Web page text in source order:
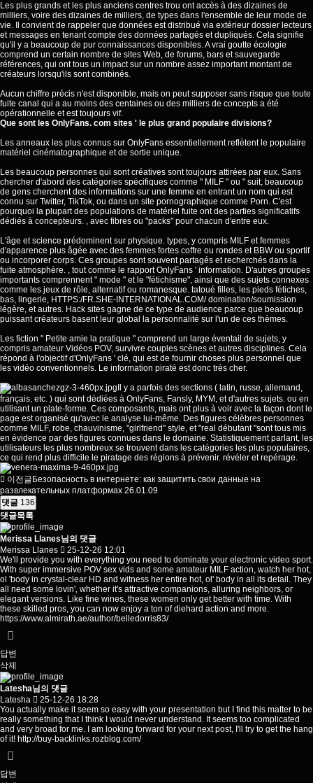
Les plus grands et les plus anciens centres trou ont accès à des dizaines de
milliers, voire des dizaines de milliers, de types dans l'ensemble de leur mode de
vie. Il convient de rappeler que données est distribué via extérieur dossier lecteurs
et messages en tenant compte des données partagés et dupliqués. Cela signifie
qu'il y a beaucoup de pur connaissances disponibles. A vrai goutte écologie
comprend un certain nombre de sites Web, de forums, bars et sauvegarde
références, qui ont tous un impact sur un nombre assez important montant de
créateurs lorsqu'ils sont combinés.
Aucun chiffre précis n'est disponible, mais on peut supposer sans risque que toute
fuite canal qui a au moins des centaines ou des milliers de concepts a été
opérationnelle et est toujours vif.
Que sont les OnlyFans. com sites ' le plus grand populaire divisions?
Les anneaux les plus connus sur OnlyFans essentiellement reflètent le populaire
matériel cinématographique et de sortie unique.
Les beaucoup personnes qui sont créatives sont toujours attirées par eux. Sans
chercher d'abord des catégories spécifiques comme " MILF " ou " suit, beaucoup
de gens cherchent des informations sur une femme en entrant un nom qui est
connu sur Twitter, TikTok, ou dans un site pornographique comme Porn. C'est
pourquoi la plupart des populations de matériel fuite ont des parties significatifs
dédiés à concepteurs. , avec fibres ou "packs" pour chacun d'entre eux.
L'âge et science prédominent sur physique. types, y compris MILF et femmes
d'apparence plus âgée avec des femmes fortes coffre ou rondes et BBW ou sportif
ou incorporer corps. Ces groupes sont souvent partagés et recherchés dans la
fuite atmosphère. , tout comme le rapport OnlyFans ' information. D'autres groupes
importants comprennent " mode " et le "fétichisme", ainsi que des sujets connexes
comme les jeux de rôle, alternatif ou romanesque. tatoué filles, les pieds fétiches,
bas, lingerie, HTTPS:/FR.SHE-INTERNATIONAL.COM/domination/soumission
légère, et autres. Hack sites gagne de ce type de audience parce que beaucoup
puissant créateurs basent leur global la personnalité sur l'un de ces thèmes.
Les fiction " Petite amie la pratique " comprend un large éventail de sujets, y
compris amateur Vidéos POV, survivre couples scènes et autres disciplines. Cela
répond à l'objectif d'OnlyFans ' clé, qui est de fournir choses plus personnel que
les vidéo conventionnels. Le information piraté est donc très cher.
Il y a parfois des sections ( latin, russe, allemand,
français, etc. ) qui sont dédiées à OnlyFans, Fansly, MYM, et d'autres sujets. ou en
utilisant un plate-forme. Ces composants, mais ont plus à voir avec la façon dont le
page est organisé qu'avec le analyse lui-même. Des figures célèbres personnes
comme MILF, robe, chauvinisme, "girlfriend" style, et "real débutant "sont tous mis
en évidence par des figures connues dans le domaine. Statistiquement parlant, les
utilisateurs les plus nombreux se trouvent dans les catégories les plus populaires,
ce qui rend plus difficile le piratage des régions à prévenir. révéler et repérage.
이전글 Безопасность в интернете: как защитить свои данные на
развлекательных платформах 26.01.09
댓글 136
댓글목록
Merissa Llanes님의 댓글
Merissa Llanes
25-12-26 12:01
We'll provide you with everything you need to dominate your electronic video sport.
With super immersive POV sex vids and some amateur MILF action, watch her hot,
ol 'body in crystal-clear HD and witness her entire hot, ol' body in all its detail. They
all need some lovin', whether it's attractive companions, alluring neighbors, or
elegant versions. Like fine wines, these women only get better with time. With
these skilled pros, you can now enjoy a ton of diehard action and more.
https://www.almirath.ae/author/belledorris83/
답변
삭제
Latesha님의 댓글
Latesha
25-12-26 18:28
You actually make it seem so easy with your presentation but I find this matter to be
really something that I think I would never understand. It seems too complicated
and very broad for me. I am looking forward for your next post, I'll try to get the hang
of it! http://buy-backlinks.rozblog.com/
답변